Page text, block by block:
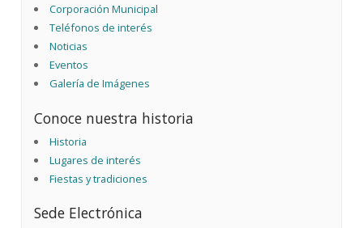
Corporación Municipal
Teléfonos de interés
Noticias
Eventos
Galería de Imágenes
Conoce nuestra historia
Historia
Lugares de interés
Fiestas y tradiciones
Sede Electrónica